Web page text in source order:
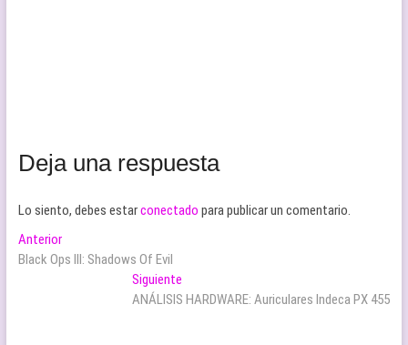
Deja una respuesta
Lo siento, debes estarconectado para publicar un comentario.
Navegación
de
AnteriorEntrada
anterior:
Black Ops III: Shadows Of Evil
Siguiente
siguiente:
ANÁLISIS HARDWARE: Auriculares Indeca PX 455